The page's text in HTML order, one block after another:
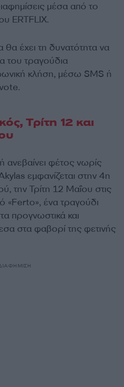
μέσα από το
ERTFLIX.
έχει τη δυνατότητα να
του τραγούδια
κλήση, μέσω SMS ή
Τρίτη 12 και
ανεβαίνει φέτος νωρίς
εμφανίζεται στην 4η
την Τρίτη 12 Μαΐου στις
«Ferto», ένα τραγούδι
προγνωστικά και
στα φαβορί της φετινής